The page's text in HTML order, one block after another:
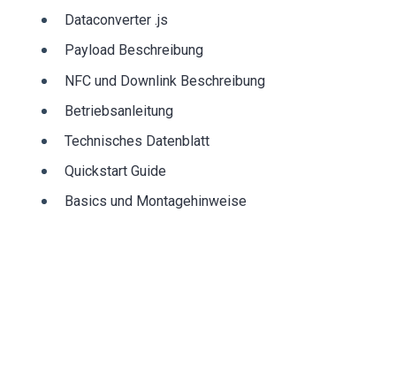
Dataconverter .js
Payload Beschreibung
NFC und Downlink Beschreibung
Betriebsanleitung
Technisches Datenblatt
Quickstart Guide
Basics und Montagehinweise